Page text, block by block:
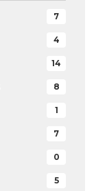
5
7
4
14
8
1
7
0